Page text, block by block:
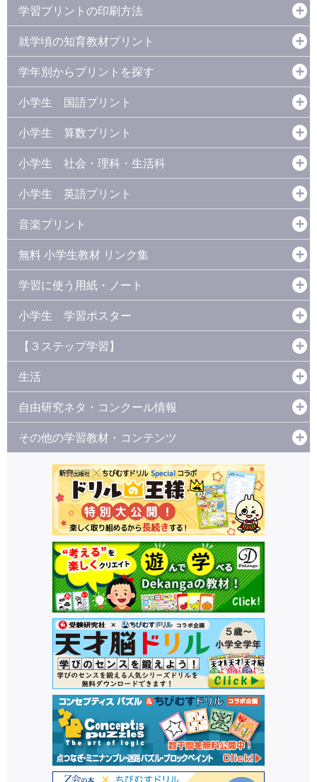
学習プリントの印刷方法
就学頃の知育教材プリント
学年別からプリントを探す
小学生 国語プリント
小学生 算数プリント
小学生 社会・理科・生活科
小学生 英語プリント
音楽プリント
無料 小学生教材 リンク集
学習に使う用紙・ノート
小学生 学習ポスター
【３ステップ学習】
生活
自由研究ネタ・コンクール情報
その他の学習教材・コンテンツ